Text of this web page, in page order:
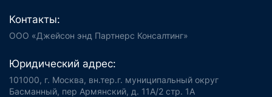
Контакты:
ООО «Джейсон энд Партнерс Консалтинг»
Юридический адрес:
101000, г. Москва, вн.тер.г. муниципальный округ
Басманный, пер Армянский, д. 11А/2 стр. 1А